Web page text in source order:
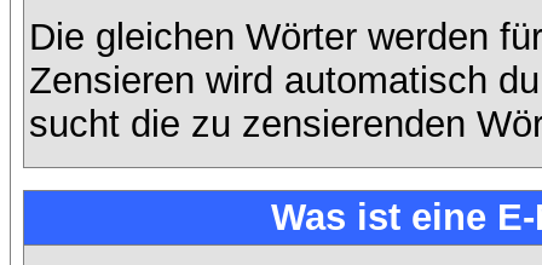
Die gleichen Wörter werden
Zensieren wird automatisch
sucht die zu zensierenden
Was ist eine